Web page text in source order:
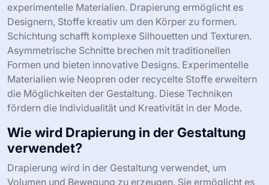
experimentelle Materialien. Drapierung ermöglicht es
Designern, Stoffe kreativ um den Körper zu formen.
Schichtung schafft komplexe Silhouetten und Texturen.
Asymmetrische Schnitte brechen mit traditionellen
Formen und bieten innovative Designs. Experimentelle
Materialien wie Neopren oder recycelte Stoffe erweitern
die Möglichkeiten der Gestaltung. Diese Techniken
fördern die Individualität und Kreativität in der Mode.
Wie wird Drapierung in der Gestaltung
verwendet?
Drapierung wird in der Gestaltung verwendet, um
Volumen und Bewegung zu erzeugen. Sie ermöglicht es